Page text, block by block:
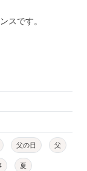
スです。
父の日 父
夏